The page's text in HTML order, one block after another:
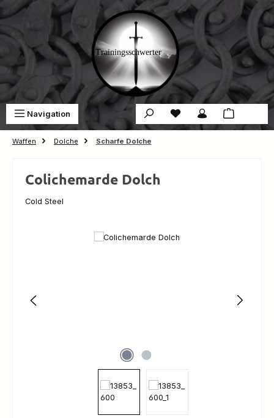
Zum Hauptinhalt springen
Navigation Du hast 0 Produkte auf
Waffen Dolche Scharfe Dolche
Colichemarde Dolch
Cold Steel
Bildergalerie überspringen